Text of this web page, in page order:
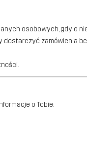
osobowych, gdy o
dostarczyć zamówienia
o Tobie: